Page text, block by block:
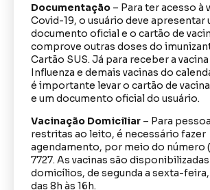
Documentação – Para ter acesso à
Covid-19, o usuário deve apresentar
documento oficial e o cartão de
comprove outras doses do
Cartão SUS. Já para receber a
Influenza e demais vacinas do
é importante levar o cartão de
e um documento oficial do usuário.
Vacinação Domiciliar – Para
restritas ao leito, é necessário fazer
agendamento, por meio do número
7727. As vacinas são
domicílios, de segunda a sexta-
das 8h às 16h.